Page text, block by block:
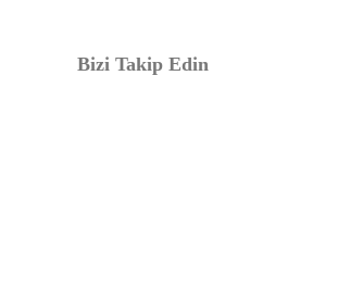
Bizi Takip Edin